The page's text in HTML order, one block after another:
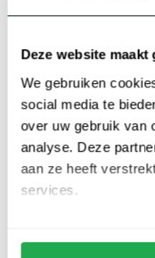
Deze website
We gebruiken
social media te
over uw gebruik van
analyse. Deze
aan ze heeft
services.
State of Art
€ 135,96